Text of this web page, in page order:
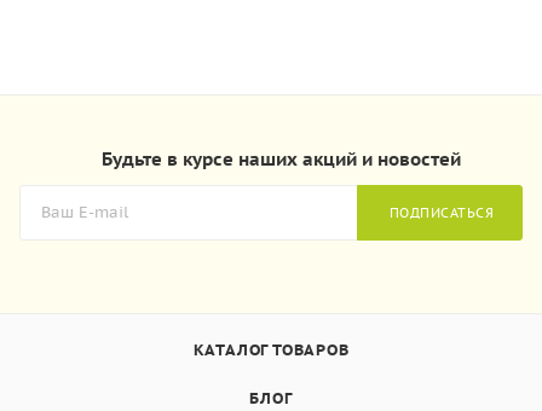
Будьте в курсе наших акций и новостей
ПОДПИСАТЬСЯ
КАТАЛОГ ТОВАРОВ
БЛОГ